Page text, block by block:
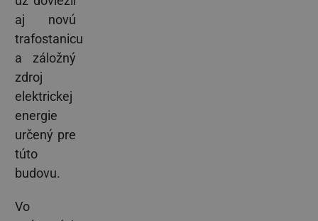
aj novú
trafostanicu
a záložný
zdroj
elektrickej
energie
určený pre
túto
budovu.
Vo